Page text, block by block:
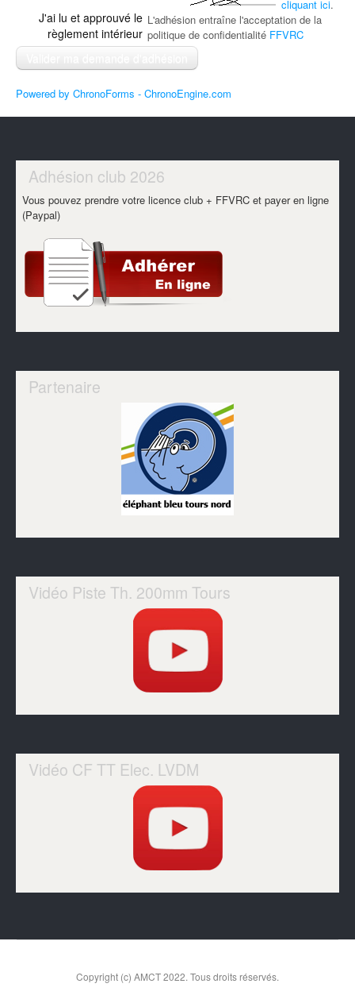
J'ai lu et approuvé le
règlement intérieur
cliquant ici.
L'adhésion entraîne l'acceptation de la
politique de confidentialité FFVRC
Powered by ChronoForms - ChronoEngine.com
Adhésion club 2026
Vous pouvez prendre votre licence club + FFVRC et payer en ligne
(Paypal)
Partenaire
Vidéo Piste Th. 200mm Tours
Vidéo CF TT Elec. LVDM
Copyright (c) AMCT 2022. Tous droits réservés.